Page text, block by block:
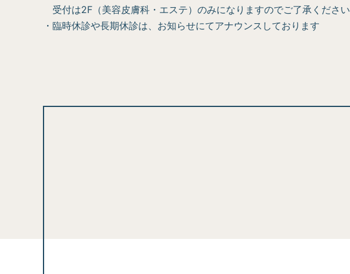
受付は2F（美容皮膚科・エステ）のみになりますのでご了承ください
・臨時休診や長期休診は、お知らせにてアナウンスしております